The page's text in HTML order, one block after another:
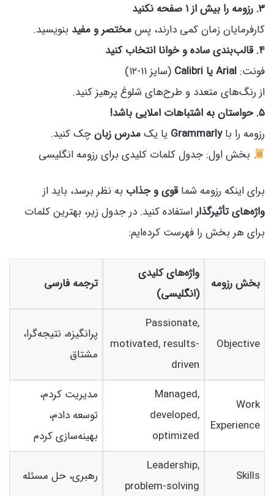
۳. رزومه را بیش از ۱ صفحه نکنید
کارفرمایان زمان کمی دارند، پسمختصر و مفید بنویسید.
۴. قالب‌بندی ساده و خوانا انتخاب کنید
فونت: Arial یا Calibri
(سایز ۱۱-۱۲)
از رنگ‌های متعدد و طرح‌های شلوغ پرهیز کنید.
۵. حواستان به اشتباهات املایی باشد!
رزومه را باGrammarly یا یکمدرس زبانچک کنید.
بخش اول: جدول کلمات کلیدی برای رزومه انگلیسی
برای اینکه رزومه شماقوی و جذاب به نظر برسد، باید از
واژه‌های تأثیرگذاراستفاده کنید. در جدول زیر، بهترین کلمات
برای هر بخش را فهرست کرده‌ایم:
بخش رزومه
واژه‌های کلیدی
(انگلیسی)
ترجمه فارسی
Objective
Passionate,
motivated, results-
driven
پرانگیزه، نتیجه‌گرا،
مشتاق
Work
Experience
Managed,
developed,
optimized
مدیریت کردم،
توسعه دادم،
بهینه‌سازی کردم
Skills
Leadership,
problem-solving
رهبری، حل مسئله